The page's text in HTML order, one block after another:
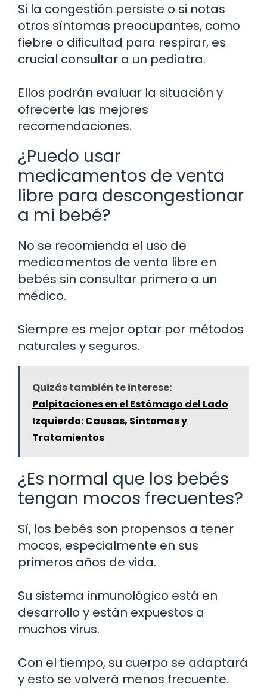
Si la congestión persiste o si notas
otros síntomas preocupantes, como
fiebre o dificultad para respirar, es
crucial consultar a un pediatra.
Ellos podrán evaluar la situación y
ofrecerte las mejores
recomendaciones.
¿Puedo usar
medicamentos de venta
libre para descongestionar
a mi bebé?
No se recomienda el uso de
medicamentos de venta libre en
bebés sin consultar primero a un
médico.
Siempre es mejor optar por métodos
naturales y seguros.
Quizás también te interese:
Palpitaciones en el Estómago del Lado
Izquierdo: Causas, Síntomas y
Tratamientos
¿Es normal que los bebés
tengan mocos frecuentes?
Sí, los bebés son propensos a tener
mocos, especialmente en sus
primeros años de vida.
Su sistema inmunológico está en
desarrollo y están expuestos a
muchos virus.
Con el tiempo, su cuerpo se adaptará
y esto se volverá menos frecuente.